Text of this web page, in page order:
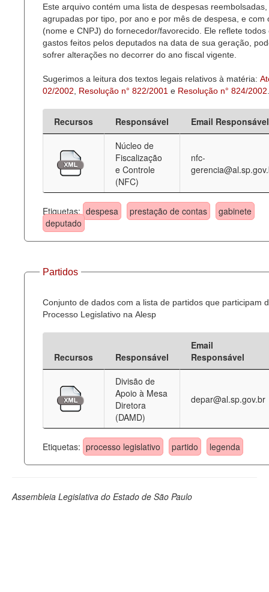
Este arquivo contém uma lista de despesas reembolsadas,
agrupadas por tipo, por ano e por mês de despesa, e com
(nome e CNPJ) do fornecedor/favorecido. Ele reflete todos
gastos feitos pelos deputados na data de sua geração,
sofrer alterações no decorrer do ano fiscal vigente.
Sugerimos a leitura dos textos legais relativos à matéria:
02/2002
Resolução n° 822/2001 e Resolução n° 824/2002
Recursos Responsável
Email Responsável
Núcleo de
Fiscalização
e Controle
(NFC)
nfc-
Etiquetas: despesa prestação de contas
gabinete
deputado
Partidos
Conjunto de dados com a lista de partidos que participam
Processo Legislativo na Alesp
Recursos Responsável
Email
Responsável
Divisão de
Apoio à Mesa
Diretora
(DAMD)
depar@al.sp.gov.br
Etiquetas: processo legislativo partido legenda
Assembleia Legislativa do Estado de São Paulo